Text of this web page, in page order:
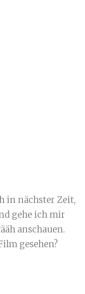
in nächster Zeit,
gehe ich mir
anschauen.
gesehen?